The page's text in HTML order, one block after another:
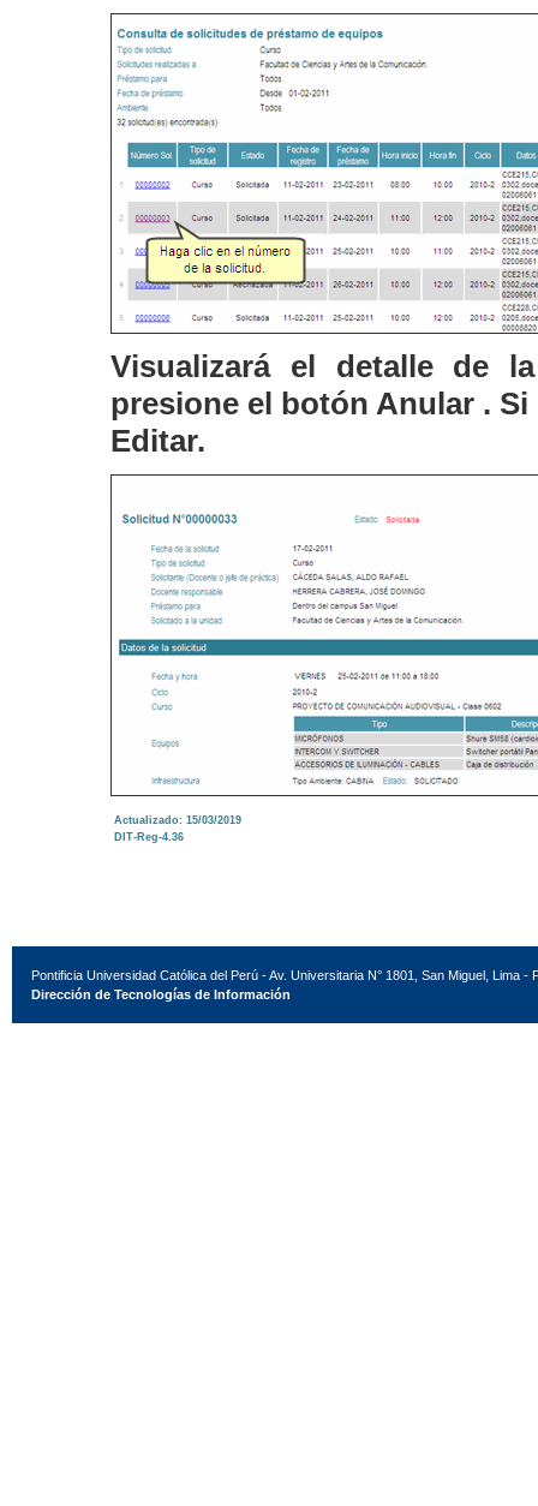
Visualizará el detalle de
presione el botón Anular .
Editar.
Actualizado: 15/03/2019
DIT-Reg-4.36
Pontificia Universidad Católica del Perú - Av. Universitaria N° 1801, San Miguel, Lima -
Dirección de Tecnologías de Información